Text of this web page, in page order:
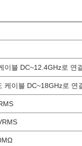
이블 DC~12.4GHz로 연
케이블 DC~18GHz로 연